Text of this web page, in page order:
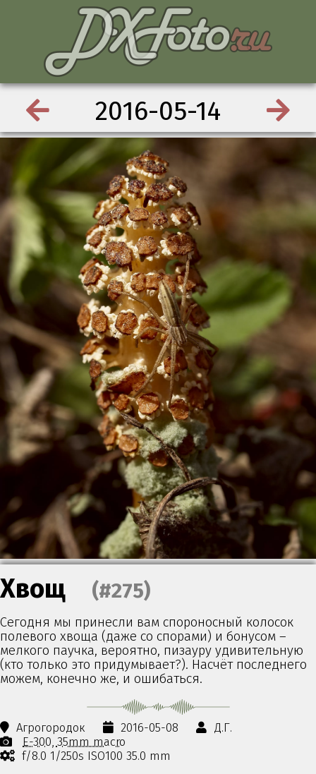
2016-05-14
Хвощ (#275)
Сегодня мы принесли вам спороносный колосок
полевого хвоща (даже со спорами) и бонусом –
мелкого паучка, вероятно, пизауру удивительную
(кто только это придумывает?). Насчёт последнего
можем, конечно же, и ошибаться.
Агрогородок 2016-05-08
Д.Г.
E-300 35mm macro
f/8.0 1/250s ISO100 35.0 mm